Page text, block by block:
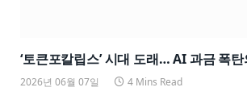
‘토큰포칼립스’ 시대 도래… AI 과금 폭
2026년 06월 07일 4 Mins Read